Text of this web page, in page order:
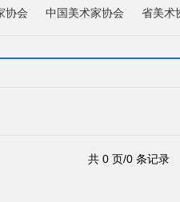
协会 中国美术家协会 省美术
共 0 页/0 条记录